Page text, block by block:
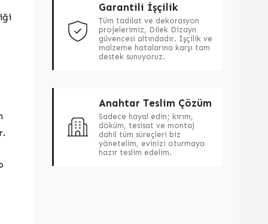
Garantili İşçilik
Tüm tadilat ve dekorasyon
projelerimiz, Dilek Dizayn
güvencesi altındadır. İşçilik ve
malzeme hatalarına karşı tam
destek sunuyoruz.
Anahtar Teslim Çözüm
Sadece hayal edin; kırım,
döküm, tesisat ve montaj
dahil tüm süreçleri biz
yönetelim, evinizi oturmaya
hazır teslim edelim.